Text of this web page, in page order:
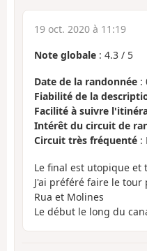
19 oct. 2020 à 11:19
Note globale : 4.3 / 5
Date de la randonnée :
Fiabilité de la
Facilité à suivre
Intérêt du circuit de
Circuit très fréquenté :
Le final est utopique et
J'ai préféré faire le
Rua et Molines
Le début le long du